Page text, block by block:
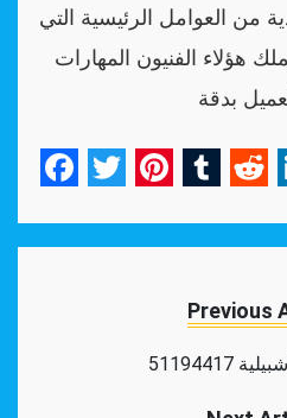
من العوامل الرئيسية التي
هؤلاء الفنيون المهارات
بدقة
Previous
51194417